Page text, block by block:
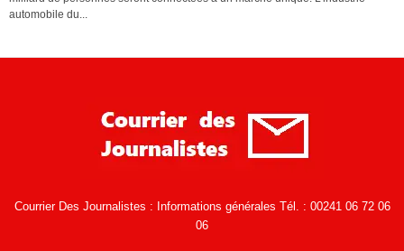
automobile du...
Courrier Des Journalistes : Informations générales Tél. : 00241 06 72 06
06